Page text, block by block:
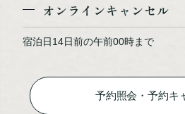
大浴場（イメージ）
オンラインキャンセル
宿泊日14日前の午前00時まで
予約照会・予約キ